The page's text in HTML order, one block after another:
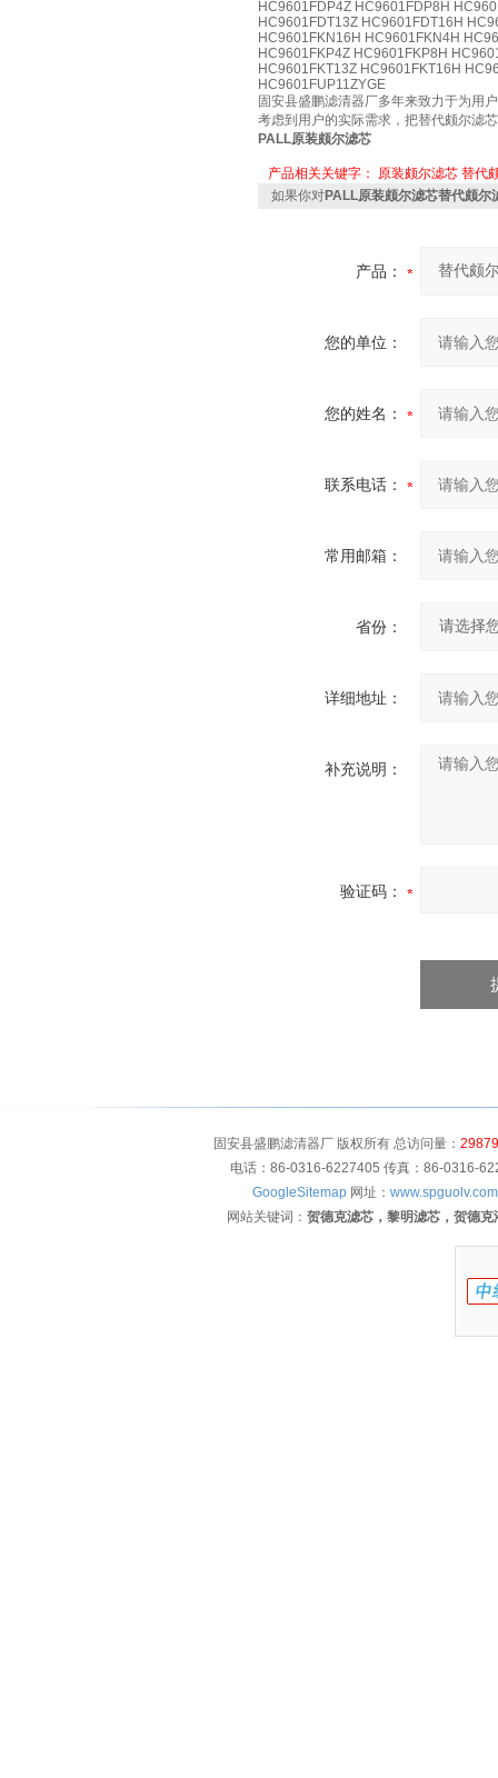
HC9601FDP4Z HC9601FDP8H
HC9601FDT13Z HC9601FDT16H
HC9601FKN16H HC9601FKN4H
HC9601FKP4Z HC9601FKP8H
HC9601FKT13Z HC9601FKT16H
HC9601FUP11ZYGE
固安县盛鹏滤清器厂多年来致力于为用
考虑到用户的实际需求，把替代颇尔滤
PALL原装颇尔滤芯
产品相关关键字： 原装颇尔滤芯 替代
如果你对PALL原装颇尔滤芯替代颇尔
产品：
您的单位：
您的姓名：
联系电话：
常用邮箱：
省份：
详细地址：
补充说明：
验证码：
固安县盛鹏滤清器厂 版权所有 总访问量：
电话：86-0316-6227405 传真：86-0316-
GoogleSitemap 网址： www.spguolv.com
网站关键词： 贺德克滤芯，黎明滤芯，贺德